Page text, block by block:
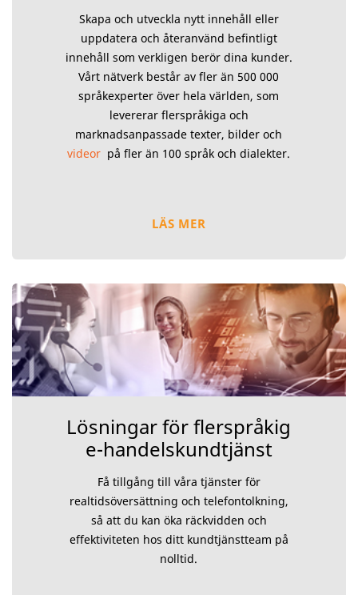
Skapa och utveckla nytt innehåll eller
uppdatera och återanvänd befintligt
innehåll som verkligen berör dina kunder.
Vårt nätverk består av fler än 500 000
språkexperter över hela världen, som
levererar flerspråkiga och
marknadsanpassade texter, bilder och
videor på fler än 100 språk och dialekter.
LÄS MER
Lösningar för flerspråkig
e-handelskundtjänst
Få tillgång till våra tjänster för
realtidsöversättning och telefontolkning,
så att du kan öka räckvidden och
effektiviteten hos ditt kundtjänstteam på
nolltid.